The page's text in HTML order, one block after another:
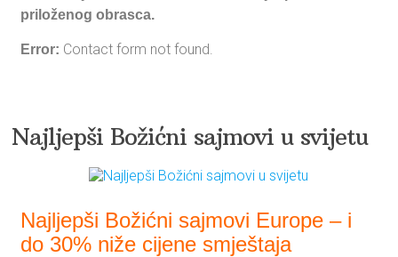
priloženog obrasca.
Error: Contact form not found.
Najljepši Božićni sajmovi u svijetu
Najljepši Božićni sajmovi Europe – i
do 30% niže cijene smještaja